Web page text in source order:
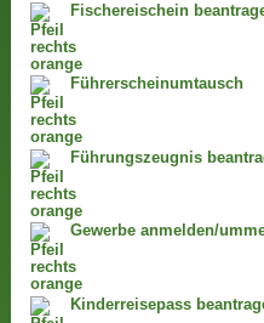
Fischereischein
Führerscheinumtausch
Führungszeugnis
Gewerbe anmelden/
Kinderreisepass